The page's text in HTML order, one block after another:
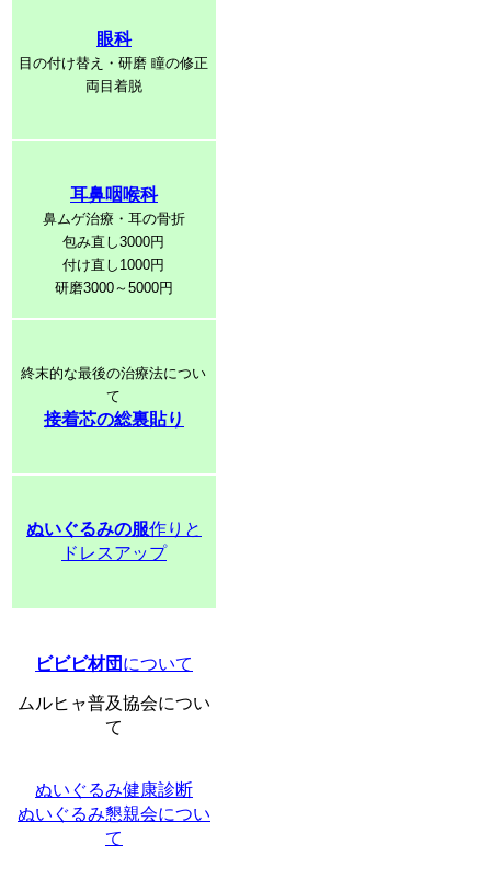
眼科
目の付け替え・研磨 瞳の修正
両目着脱
耳鼻咽喉科
鼻ムゲ治療・耳の骨折
包み直し3000円
付け直し1000円
研磨3000～5000円
終末的な最後の治療法につい
て
接着芯の総裏貼り
ぬいぐるみの服作りと
ドレスアップ
ビビビ材団 について
ムルヒャ普及協会につい
て
ぬいぐるみ健康診断
ぬいぐるみ懇親会につい
て